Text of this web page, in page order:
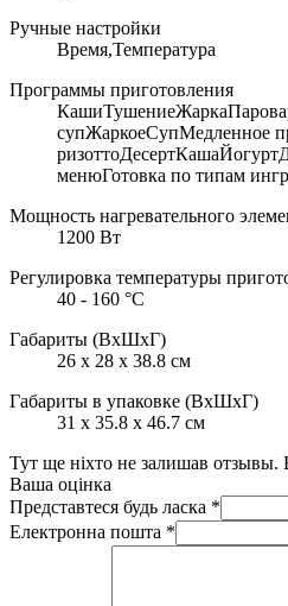
Ручные настройки
Время,Температура
Программы приготовления
супЖаркоеСупМедленное
менюГотовка по типам
Мощность нагревательного
1200 Вт
Регулировка температуры
40 - 160 °С
Габариты (ВхШхГ)
26 x 28 x 38.8 см
Габариты в упаковке (ВхШхГ)
31 х 35.8 х 46.7 см
Тут ще ніхто не залишав
Ваша оцінка
Представтеся будь ласка *
Електронна пошта *